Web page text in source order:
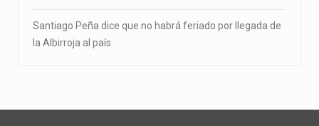
Santiago Peña dice que no habrá feriado por llegada de
la Albirroja al país